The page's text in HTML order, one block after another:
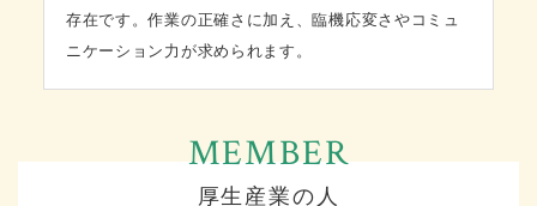
存在です。作業の正確さに加え、臨機応変さやコミュ
ニケーション力が求められます。
厚生産業の人